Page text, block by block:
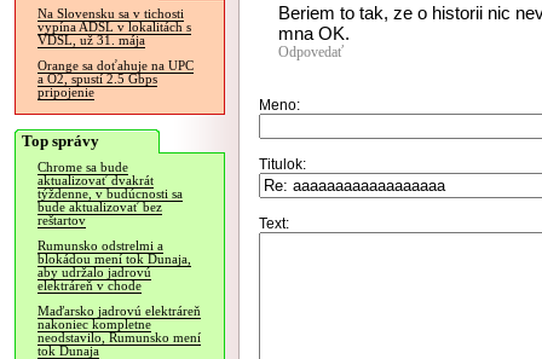
Na Slovensku sa v tichosti
vypína ADSL v lokalitách s
VDSL, už 31. mája
Orange sa doťahuje na UPC
a O2, spustí 2.5 Gbps
pripojenie
Top správy
Chrome sa bude
aktualizovať dvakrát
týždenne, v budúcnosti sa
bude aktualizovať bez
reštartov
Rumunsko odstrelmi a
blokádou mení tok Dunaja,
aby udržalo jadrovú
elektráreň v chode
Maďarsko jadrovú elektráreň
nakoniec kompletne
neodstavilo, Rumunsko mení
tok Dunaja
Beriem to tak, ze o historii nic
mna OK.
Odpovedať
Meno:
Titulok:
Text: